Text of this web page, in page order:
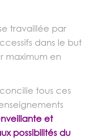
travaillée par
dans le but
maximum en
tous ces
et
possibilités du